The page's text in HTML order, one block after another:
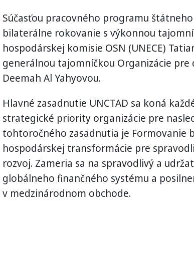
Súčasťou pracovného programu
bilaterálne rokovanie s výkonnou
hospodárskej komisie OSN (UNECE)
generálnou tajomníčkou Organizácie pre
Deemah Al Yahyovou.
Hlavné zasadnutie UNCTAD sa koná
strategické priority organizácie pre
tohtoročného zasadnutia je Formovanie
hospodárskej transformácie pre
rozvoj. Zameria sa na spravodlivý a
globálneho finančného systému a
v medzinárodnom obchode.